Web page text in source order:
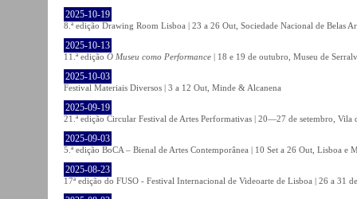
2025-10-19
8.ª edição Drawing Room Lisboa | 23 a 26 Out, Sociedade Nacional de Belas
2025-10-13
11.ª edição O Museu como Performance | 18 e 19 de outubro, Museu de
2025-10-03
Festival Materiais Diversos | 3 a 12 Out, Minde & Alcanena
2025-09-19
21.ª edição Circular Festival de Artes Performativas | 20—27 de setembro, Vila
2025-09-03
5.ª edição BoCA – Bienal de Artes Contemporânea | 10 Set a 26 Out, Lisboa e
2025-08-23
17ª edição do FUSO - Festival Internacional de Videoarte de Lisboa | 26 a 31